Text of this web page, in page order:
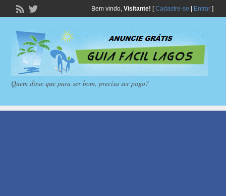
Bem vindo, Visitante! [Cadastre-se Entrar]
Quem disse que para ser bom, precisa ser pago?